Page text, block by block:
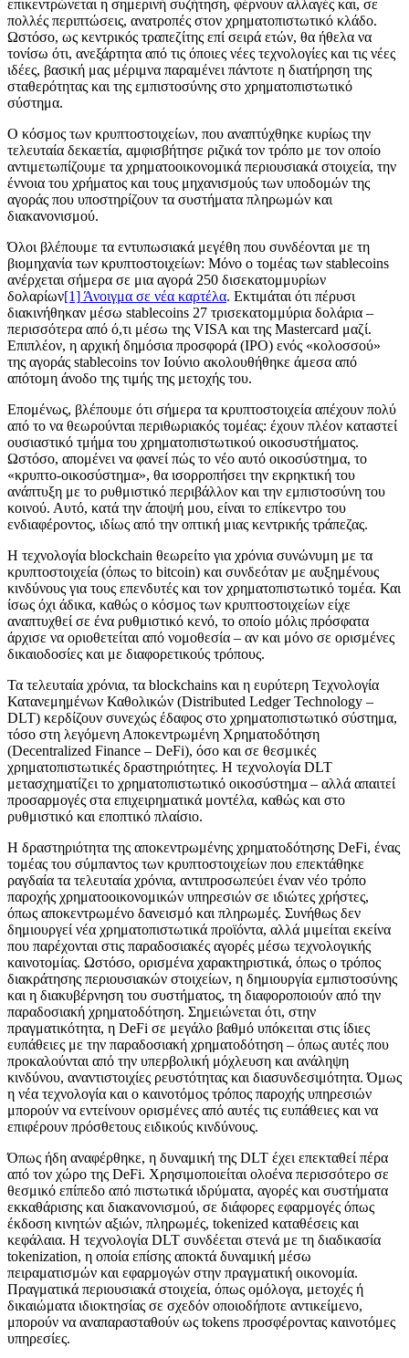
επικεντρώνεται η σημερινή συζήτηση, φέρνουν αλλαγές και, σε
πολλές περιπτώσεις, ανατροπές στον χρηματοπιστωτικό κλάδο.
Ωστόσο, ως κεντρικός τραπεζίτης επί σειρά ετών, θα ήθελα να
τονίσω ότι, ανεξάρτητα από τις όποιες νέες τεχνολογίες και τις νέες
ιδέες, βασική μας μέριμνα παραμένει πάντοτε η διατήρηση της
σταθερότητας και της εμπιστοσύνης στο χρηματοπιστωτικό
σύστημα.
Ο κόσμος των κρυπτοστοιχείων, που αναπτύχθηκε κυρίως την
τελευταία δεκαετία, αμφισβήτησε ριζικά τον τρόπο με τον οποίο
αντιμετωπίζουμε τα χρηματοοικονομικά περιουσιακά στοιχεία, την
έννοια του χρήματος και τους μηχανισμούς των υποδομών της
αγοράς που υποστηρίζουν τα συστήματα πληρωμών και
διακανονισμού.
Όλοι βλέπουμε τα εντυπωσιακά μεγέθη που συνδέονται με τη
βιομηχανία των κρυπτοστοιχείων: Μόνο ο τομέας των stablecoins
ανέρχεται σήμερα σε μια αγορά 250 δισεκατομμυρίων
δολαρίων[1] Άνοιγμα σε νέα καρτέλα. Εκτιμάται ότι πέρυσι
διακινήθηκαν μέσω stablecoins 27 τρισεκατομμύρια δολάρια –
περισσότερα από ό,τι μέσω της VISA και της Mastercard μαζί.
Επιπλέον, η αρχική δημόσια προσφορά (IPO) ενός «κολοσσού»
της αγοράς stablecoins τον Ιούνιο ακολουθήθηκε άμεσα από
απότομη άνοδο της τιμής της μετοχής του.
Επομένως, βλέπουμε ότι σήμερα τα κρυπτοστοιχεία απέχουν πολύ
από το να θεωρούνται περιθωριακός τομέας: έχουν πλέον καταστεί
ουσιαστικό τμήμα του χρηματοπιστωτικού οικοσυστήματος.
Ωστόσο, απομένει να φανεί πώς το νέο αυτό οικοσύστημα, το
«κρυπτο-οικοσύστημα», θα ισορροπήσει την εκρηκτική του
ανάπτυξη με το ρυθμιστικό περιβάλλον και την εμπιστοσύνη του
κοινού. Αυτό, κατά την άποψή μου, είναι το επίκεντρο του
ενδιαφέροντος, ιδίως από την οπτική μιας κεντρικής τράπεζας.
Η τεχνολογία blockchain θεωρείτο για χρόνια συνώνυμη με τα
κρυπτοστοιχεία (όπως το bitcoin) και συνδεόταν με αυξημένους
κινδύνους για τους επενδυτές και τον χρηματοπιστωτικό τομέα. Και
ίσως όχι άδικα, καθώς ο κόσμος των κρυπτοστοιχείων είχε
αναπτυχθεί σε ένα ρυθμιστικό κενό, το οποίο μόλις πρόσφατα
άρχισε να οριοθετείται από νομοθεσία – αν και μόνο σε ορισμένες
δικαιοδοσίες και με διαφορετικούς τρόπους.
Τα τελευταία χρόνια, τα blockchains και η ευρύτερη Τεχνολογία
Κατανεμημένων Καθολικών (Distributed Ledger Technology –
DLT) κερδίζουν συνεχώς έδαφος στο χρηματοπιστωτικό σύστημα,
τόσο στη λεγόμενη Αποκεντρωμένη Χρηματοδότηση
(Decentralized Finance – DeFi), όσο και σε θεσμικές
χρηματοπιστωτικές δραστηριότητες. Η τεχνολογία DLT
μετασχηματίζει το χρηματοπιστωτικό οικοσύστημα – αλλά απαιτεί
προσαρμογές στα επιχειρηματικά μοντέλα, καθώς και στο
ρυθμιστικό και εποπτικό πλαίσιο.
Η δραστηριότητα της αποκεντρωμένης χρηματοδότησης DeFi, ένας
τομέας του σύμπαντος των κρυπτοστοιχείων που επεκτάθηκε
ραγδαία τα τελευταία χρόνια, αντιπροσωπεύει έναν νέο τρόπο
παροχής χρηματοοικονομικών υπηρεσιών σε ιδιώτες χρήστες,
όπως αποκεντρωμένο δανεισμό και πληρωμές. Συνήθως δεν
δημιουργεί νέα χρηματοπιστωτικά προϊόντα, αλλά μιμείται εκείνα
που παρέχονται στις παραδοσιακές αγορές μέσω τεχνολογικής
καινοτομίας. Ωστόσο, ορισμένα χαρακτηριστικά, όπως ο τρόπος
διακράτησης περιουσιακών στοιχείων, η δημιουργία εμπιστοσύνης
και η διακυβέρνηση του συστήματος, τη διαφοροποιούν από την
παραδοσιακή χρηματοδότηση. Σημειώνεται ότι, στην
πραγματικότητα, η DeFi σε μεγάλο βαθμό υπόκειται στις ίδιες
ευπάθειες με την παραδοσιακή χρηματοδότηση – όπως αυτές που
προκαλούνται από την υπερβολική μόχλευση και ανάληψη
κινδύνου, αναντιστοιχίες ρευστότητας και διασυνδεσιμότητα. Όμως
η νέα τεχνολογία και ο καινοτόμος τρόπος παροχής υπηρεσιών
μπορούν να εντείνουν ορισμένες από αυτές τις ευπάθειες και να
επιφέρουν πρόσθετους ειδικούς κινδύνους.
Όπως ήδη αναφέρθηκε, η δυναμική της DLT έχει επεκταθεί πέρα
από τον χώρο της DeFi. Χρησιμοποιείται ολοένα περισσότερο σε
θεσμικό επίπεδο από πιστωτικά ιδρύματα, αγορές και συστήματα
εκκαθάρισης και διακανονισμού, σε διάφορες εφαρμογές όπως
έκδοση κινητών αξιών, πληρωμές, tokenized καταθέσεις και
κεφάλαια. Η τεχνολογία DLT συνδέεται στενά με τη διαδικασία
tokenization, η οποία επίσης αποκτά δυναμική μέσω
πειραματισμών και εφαρμογών στην πραγματική οικονομία.
Πραγματικά περιουσιακά στοιχεία, όπως ομόλογα, μετοχές ή
δικαιώματα ιδιοκτησίας σε σχεδόν οποιοδήποτε αντικείμενο,
μπορούν να αναπαρασταθούν ως tokens προσφέροντας καινοτόμες
υπηρεσίες.